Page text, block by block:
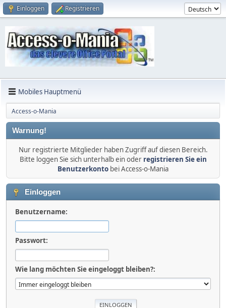
Einloggen Registrieren
Mobiles Hauptmenü
Access-o-Mania
Warnung!
Nur registrierte Mitglieder haben Zugriff auf diesen Bereich.
Bitte loggen Sie sich unterhalb ein oder registrieren Sie ein
Benutzerkonto bei Access-o-Mania
Einloggen
Benutzername:
Passwort:
Wie lang möchten Sie eingeloggt bleiben?: